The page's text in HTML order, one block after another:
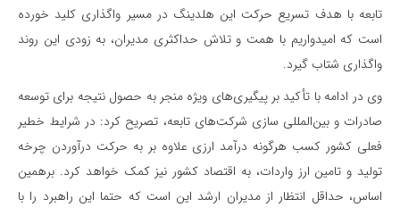
تابعه با هدف تسریع حرکت این هلدینگ در مسیر واگذاری کلید خورده
است که امیدواریم با همت و تلاش حداکثری مدیران، به زودی این روند
واگذاری شتاب گیرد.
وی در ادامه با تأکید بر پیگیری‌های ویژه منجر به حصول نتیجه برای توسعه
صادرات و بین‌المللی سازی شرکت‌های تابعه، تصریح کرد: در شرایط خطیر
فعلی کشور کسب هرگونه درآمد ارزی علاوه بر به حرکت درآوردن چرخه
تولید و تامین ارز واردات، به اقتصاد کشور نیز کمک خواهد کرد. برهمین
اساس، حداقل انتظار از مدیران ارشد این است که حتما این راهبرد را با